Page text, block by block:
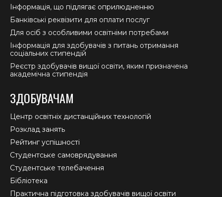
Інформація, що підлягає оприлюдненню
Банківські реквізити для оплати послуг
Для осіб з особливими освітніми потребами
Інформація для здобувачів з питань отримання
соціальних стипендій
Реєстр здобувачів вищої освіти, яким призначена
академічна стипендія
ЗДОБУВАЧАМ
Центр освітніх дистанційних технологій
Розклад занять
Рейтинг успішності
Студентське самоврядування
Студентське телебачення
Бібліотека
Практична підготовка здобувачів вищої освіти